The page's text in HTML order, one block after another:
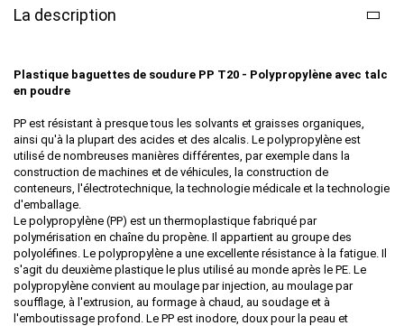
La description
Plastique baguettes de soudure PP T20 - Polypropylène avec talc
en poudre
PP est résistant à presque tous les solvants et graisses organiques,
ainsi qu'à la plupart des acides et des alcalis. Le polypropylène est
utilisé de nombreuses manières différentes, par exemple dans la
construction de machines et de véhicules, la construction de
conteneurs, l'électrotechnique, la technologie médicale et la technologie
d'emballage.
Le polypropylène (PP) est un thermoplastique fabriqué par
polymérisation en chaîne du propène. Il appartient au groupe des
polyoléfines. Le polypropylène a une excellente résistance à la fatigue. Il
s'agit du deuxième plastique le plus utilisé au monde après le PE. Le
polypropylène convient au moulage par injection, au moulage par
soufflage, à l'extrusion, au formage à chaud, au soudage et à
l'emboutissage profond. Le PP est inodore, doux pour la peau et